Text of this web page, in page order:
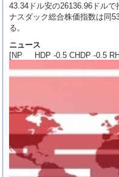
43.34ドル安の26136.96ドル
ナスダック総合株価指数は同
る。
ニュース
[NP HDP -0.5 CHDP -0.5